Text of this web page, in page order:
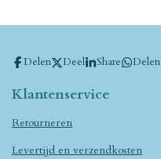
Delen Deel Share Delen
Klantenservice
Retourneren
Levertijd en verzendkosten